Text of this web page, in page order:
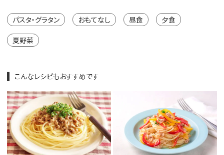
パスタ・グラタン おもてなし 昼食 夕食
夏野菜
こんなレシピもおすすめです